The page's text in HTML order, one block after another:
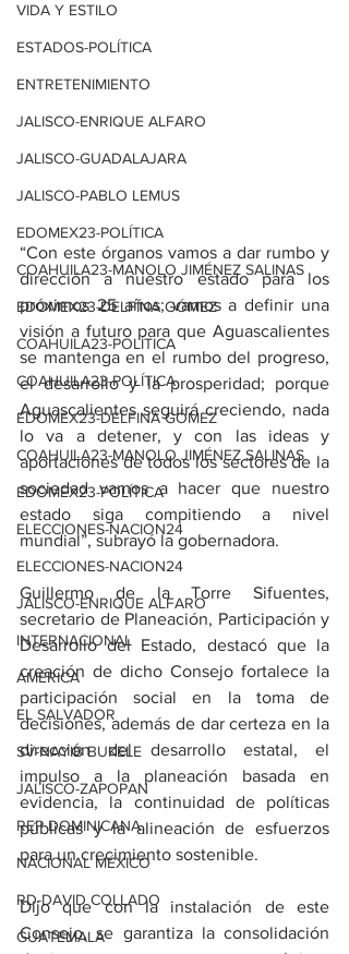
VIDA Y ESTILO
ESTADOS-POLÍTICA
ENTRETENIMIENTO
JALISCO-ENRIQUE ALFARO
JALISCO-GUADALAJARA
JALISCO-PABLO LEMUS
EDOMEX23-POLÍTICA
COAHUILA23-MANOLO JIMÉNEZ SALINAS
EDOMEX23-DELFINA GÓMEZ
COAHUILA23-POLÍTICA
COAHUILA23-POLÍTICA
EDOMEX23-DELFINA GÓMEZ
COAHUILA23-MANOLO JIMÉNEZ SALINAS
EDOMEX23-POLÍTICA
ELECCIONES-NACION24
ELECCIONES-NACION24
JALISCO-ENRIQUE ALFARO
INTERNACIONAL
AMÉRICA
EL SALVADOR
SV-NAYIB BUKELE
JALISCO-ZAPOPAN
REP DOMINICANA
NACIONAL MÉXICO
RD-DAVID COLLADO
GUATEMALA
“Con este órganos vamos a dar rumbo y
dirección a nuestro estado para los
próximos 25 años; vamos a definir una
visión a futuro para que Aguascalientes
se mantenga en el rumbo del progreso,
el desarrollo y la prosperidad; porque
Aguascalientes seguirá creciendo, nada
lo va a detener, y con las ideas y
aportaciones de todos los sectores de la
sociedad vamos a hacer que nuestro
estado siga compitiendo a nivel
mundial”, subrayó la gobernadora.
Guillermo de la Torre Sifuentes,
secretario de Planeación, Participación y
Desarrollo del Estado, destacó que la
creación de dicho Consejo fortalece la
participación social en la toma de
decisiones, además de dar certeza en la
dirección del desarrollo estatal, el
impulso a la planeación basada en
evidencia, la continuidad de políticas
públicas y la alineación de esfuerzos
para un crecimiento sostenible.
Dijo que con la instalación de este
Consejo, se garantiza la consolidación